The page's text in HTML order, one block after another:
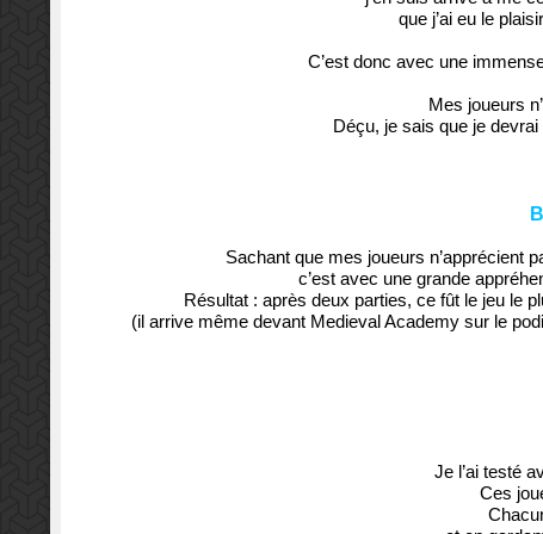
que j’ai eu le
C’est donc avec une
Mes joueurs
Déçu, je sais que je
Sachant que mes joueurs n’apprécient
c’est avec une grande
Résultat : après deux parties, ce fût le jeu le
(il arrive même devant Medieval Academy sur le
Je l’ai testé
Ces